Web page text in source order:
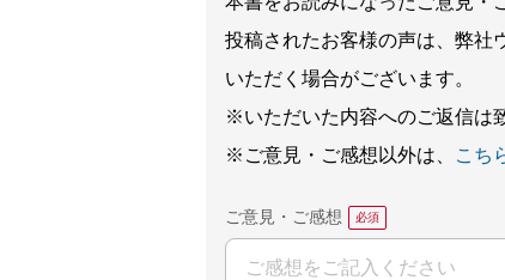
投稿されたお客様の声は、弊社
いただく場合がございます。
※いただいた内容へのご返信は
※ご意見・ご感想以外は、
こち
ご意見・ご感想